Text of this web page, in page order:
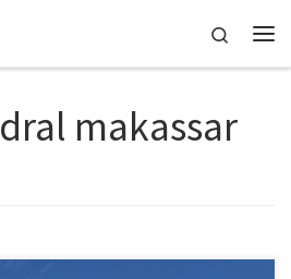
Search
makassar